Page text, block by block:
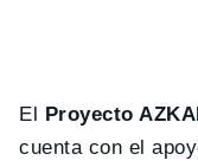
El Proyecto
cuenta con el